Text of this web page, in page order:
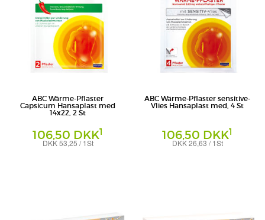
ABC Wärme-Pflaster
Capsicum Hansaplast med
14x22, 2 St
106,50 DKK1
DKK 53,25 / 1St
ABC Wärme-Pflaster sensitive-
Vlies Hansaplast med, 4 St
106,50 DKK1
DKK 26,63 / 1St